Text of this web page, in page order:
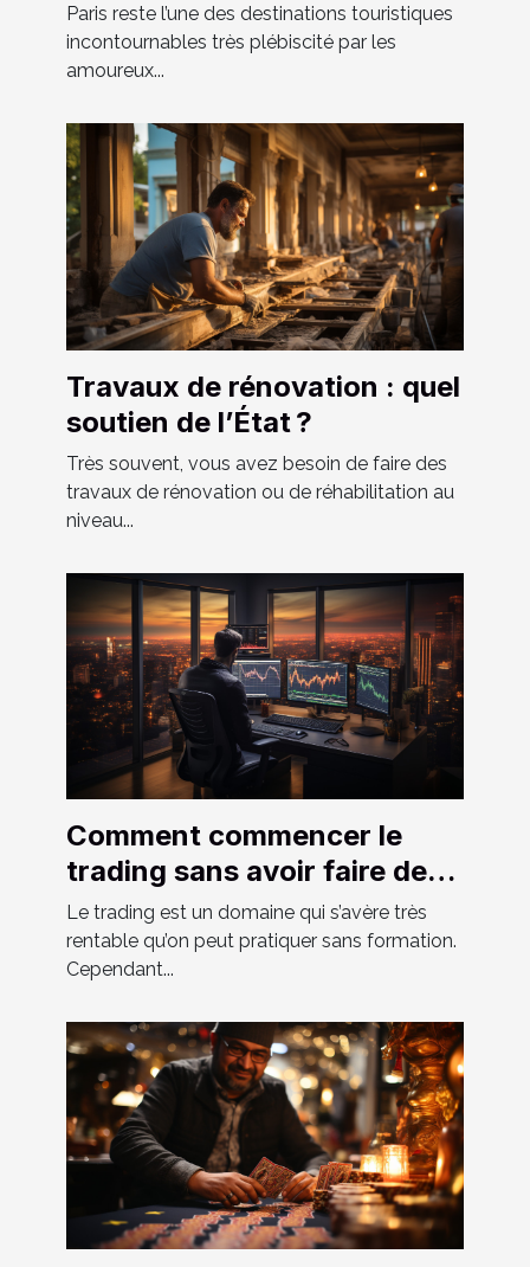
Paris reste l’une des destinations touristiques
incontournables très plébiscité par les
amoureux...
Travaux de rénovation : quel
soutien de l’État ?
Très souvent, vous avez besoin de faire des
travaux de rénovation ou de réhabilitation au
niveau...
Comment commencer le
trading sans avoir faire de
formation ?
Le trading est un domaine qui s’avère très
rentable qu’on peut pratiquer sans formation.
Cependant...